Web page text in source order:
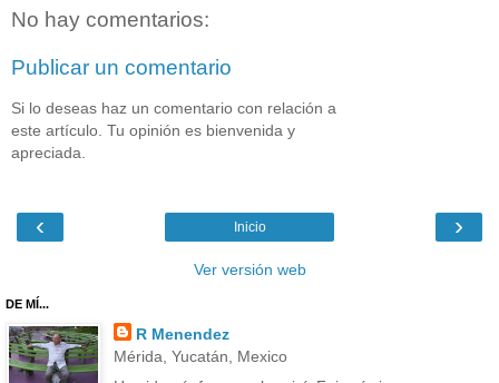
No hay comentarios:
Publicar un comentario
Si lo deseas haz un comentario con relación a
este artículo. Tu opinión es bienvenida y
apreciada.
‹ ›
Inicio
Ver versión web
DE MÍ...
R Menendez
Mérida, Yucatán, Mexico